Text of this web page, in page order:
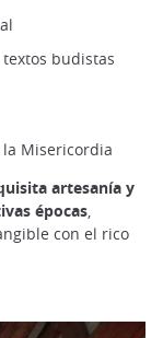
textos budistas
la Misericordia
artesanía y
épocas,
con el rico